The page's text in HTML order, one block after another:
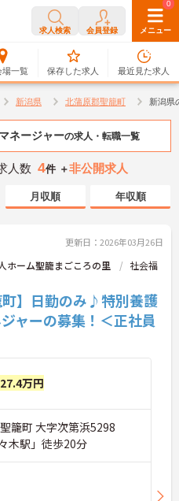
求人検索 会員登録 メニュー
場一覧
0
保存した求人
0
最近見た求人
新潟県 北蒲原郡聖籠町 新潟県
ネージャーの求人・転職一覧
人数 4件 ＋非公開求人
月収順 年収順
更新日：2026年03月26日
ホーム聖籠まごころの里
社会福
町】日勤のみ♪特別養護
ャーの募集！＜正社員
万円
籠町 大字次第浜5298
木駅」徒歩20分